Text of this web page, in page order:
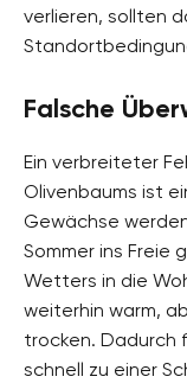
verlieren, sollten
Falsche
Ein verbreiteter
Olivenbaums ist
Gewächse
Sommer ins Freie
Wetters in die
weiterhin warm,
trocken. Dadurch
schnell zu einer